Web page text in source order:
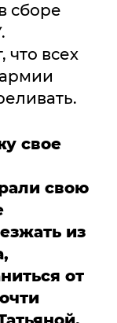
сборе
что всех
свое
свою
из
от